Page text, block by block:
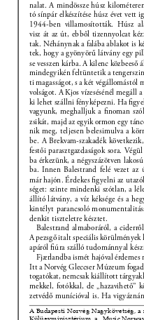
nalat. A mindössze húsz
tó sínpár elkészítése húsz évet vett
1944-ben villamosították. Húsz
visz át az út, ebből tizennyolcat
tak. Néhánynak a falába ablakot is
tek, hogy a gyönyörű látvány egy
se vesszen kárba. A kilenc közbeeső
mindegyikén feltüntetik a
ti magasságot, s a két végállomástól
volságot. A Kjos vízesésénél megáll a
ki lehet szállni fényképezni. Ha
vagyunk, meghalljuk a ﬁnoman
zsikát, majd az egyik ormon egy
nik meg, teljesen belesimulva a
be. A Brekvam-szakadék
festői parasztgazdaságok sora.
ba érkezünk, a négyszázötven
ba. Innen Balestrand felé vezet az
már hajón. Érdekes ﬁgyelni az
séget: szinte mindenki szótlan, a
állító látvány, a víz kéksége és a
kintélyt parancsoló
denkit tiszteletre késztet.
Balestrand almaboráról, a
A pezsgő italt speciális körülmények
apáról ﬁúra szálló tudománnyal
Fjærlandba ismét hajóval érdemes
Itt a Norvég Gleccser Múzeum
togatókat, nemcsak kiállított
mekkel, fotókkal, de „hazavihető”
zetvédő munícióval is. Ha
A Budapesti Norvég Nagykövetség, a
Külügyminisztérium, a „Music